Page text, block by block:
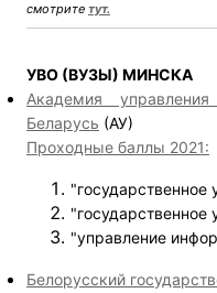
смотрите тут.
УВО (ВУЗЫ) МИНСКА
Академия
Беларусь (АУ)
Проходные баллы 2021:
"государственное
"управление
Белорусский